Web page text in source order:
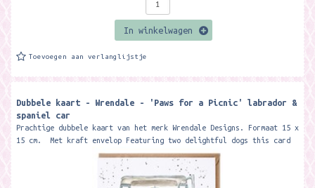
In winkelwagen
Toevoegen aan verlanglijstje
Dubbele kaart - Wrendale - 'Paws for a Picnic' labrador &
spaniel car
Prachtige dubbele kaart van het merk Wrendale Designs. Formaat 15 x
15 cm. Met kraft envelop Featuring two delightful dogs this card